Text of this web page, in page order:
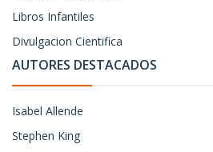
Libros Infantiles
Divulgacion Cientifica
AUTORES DESTACADOS
Isabel Allende
Stephen King